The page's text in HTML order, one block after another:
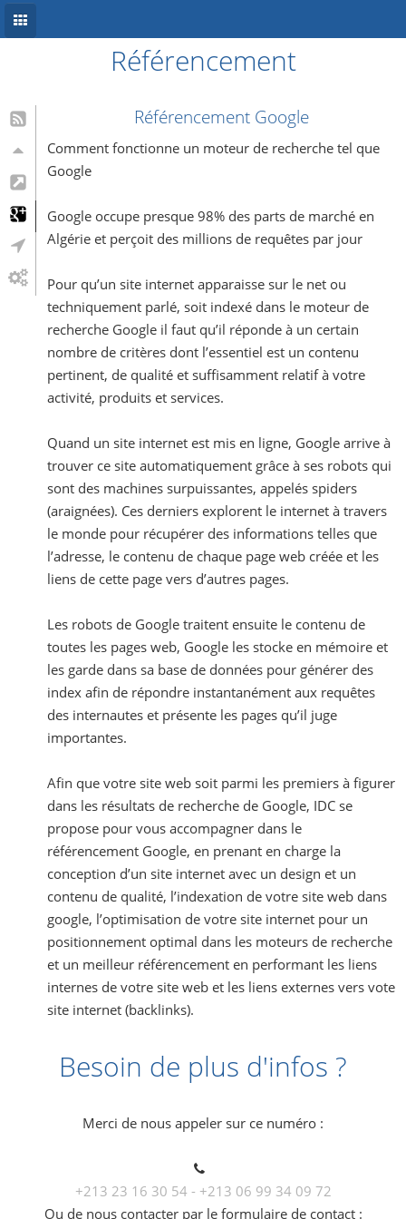
Développement mobile
Système d’information
Référencement
Référencement Google
Comment fonctionne un moteur de recherche tel que
Google
Google occupe presque 98% des parts de marché en
Algérie et perçoit des millions de requêtes par jour
Pour qu’un site internet apparaisse sur le net ou
techniquement parlé, soit indexé dans le moteur de
recherche Google il faut qu’il réponde à un certain
nombre de critères dont l’essentiel est un contenu
pertinent, de qualité et suffisamment relatif à votre
activité, produits et services.
Quand un site internet est mis en ligne, Google arrive à
trouver ce site automatiquement grâce à ses robots qui
sont des machines surpuissantes, appelés spiders
(araignées). Ces derniers explorent le internet à travers
le monde pour récupérer des informations telles que
l’adresse, le contenu de chaque page web créée et les
liens de cette page vers d’autres pages.
Les robots de Google traitent ensuite le contenu de
toutes les pages web, Google les stocke en mémoire et
les garde dans sa base de données pour générer des
index afin de répondre instantanément aux requêtes
des internautes et présente les pages qu’il juge
importantes.
Afin que votre site web soit parmi les premiers à figurer
dans les résultats de recherche de Google, IDC se
propose pour vous accompagner dans le
référencement Google, en prenant en charge la
conception d’un site internet avec un design et un
contenu de qualité, l’indexation de votre site web dans
google, l’optimisation de votre site internet pour un
positionnement optimal dans les moteurs de recherche
et un meilleur référencement en performant les liens
internes de votre site web et les liens externes vers vote
site internet (backlinks).
Besoin de plus d'infos ?
Merci de nous appeler sur ce numéro :
+213 23 16 30 54 - +213 06 99 34 09 72
Ou de nous contacter par le formulaire de contact :